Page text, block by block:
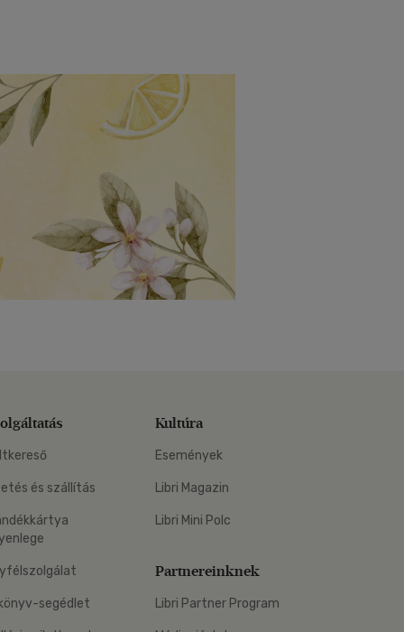
és szállítás
segédlet
Kultúra
Események
Libri Magazin
Libri Mini Polc
Partnereinknek
Libri Partner Program